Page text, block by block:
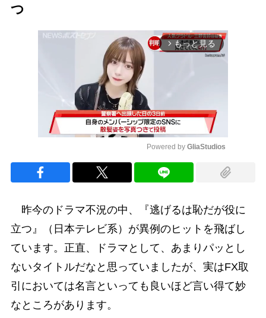
つ
arrow_forward_ios もっと見る
Powered by GliaStudios
昨今のドラマ不況の中、『逃げるは恥だが役に
立つ』（日本テレビ系）が異例のヒットを飛ばし
ています。正直、ドラマとして、あまりパッとし
ないタイトルだなと思っていましたが、実はFX取
引においては名言といっても良いほど言い得て妙
なところがあります。